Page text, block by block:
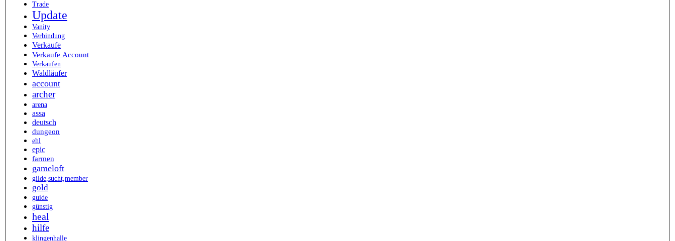
Trade
Update
Vanity
Verbindung
Verkaufe
Verkaufe Account
Verkaufen
Waldläufer
account
archer
arena
assa
deutsch
dungeon
ehl
epic
farmen
gameloft
gilde,sucht,member
gold
guide
günstig
heal
hilfe
klingenhalle